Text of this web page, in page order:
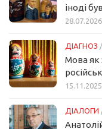
іноді
28.07.2026
ДІАГНОЗ /
Мова як
15.11.2025
ДІАЛОГИ